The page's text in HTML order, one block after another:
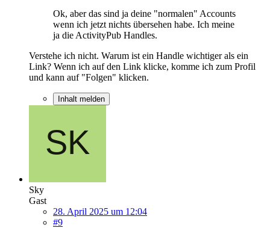
Ok, aber das sind ja deine "normalen" Accounts
wenn ich jetzt nichts übersehen habe. Ich meine
ja die ActivityPub Handles.
Verstehe ich nicht. Warum ist ein Handle wichtiger als ein
Link? Wenn ich auf den Link klicke, komme ich zum Profil
und kann auf "Folgen" klicken.
Inhalt melden
Sky
Gast
28. April 2025 um 12:04
#9